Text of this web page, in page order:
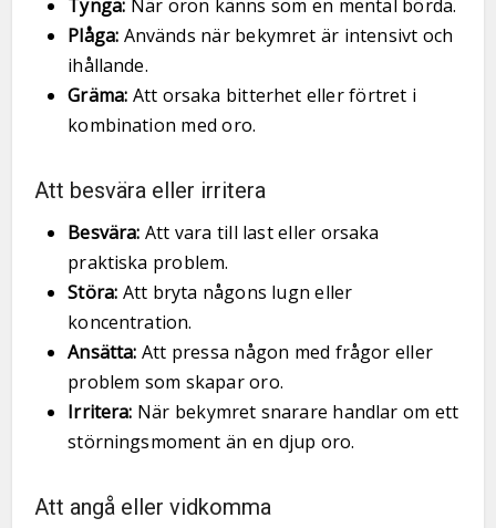
Tynga: När oron känns som en mental börda.
Plåga: Används när bekymret är intensivt och
ihållande.
Gräma: Att orsaka bitterhet eller förtret i
kombination med oro.
Att besvära eller irritera
Besvära: Att vara till last eller orsaka
praktiska problem.
Störa: Att bryta någons lugn eller
koncentration.
Ansätta: Att pressa någon med frågor eller
problem som skapar oro.
Irritera: När bekymret snarare handlar om ett
störningsmoment än en djup oro.
Att angå eller vidkomma